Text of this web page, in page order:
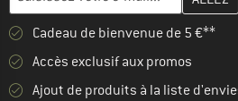
Cadeau de bienvenue de 5 €**
Accès exclusif aux promos
Ajout de produits à la liste